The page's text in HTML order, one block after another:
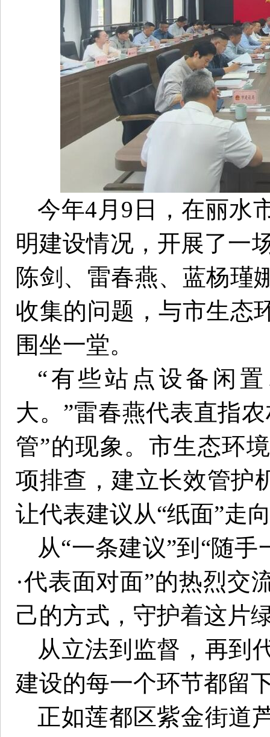
今年4月9日，在丽水
明建设情况，开展了一
陈剑、雷春燕、蓝杨瑾
收集的问题，与市生态
围坐一堂。
“有些站点设备闲
大。”雷春燕代表直指
管”的现象。市生态环
项排查，建立长效管护
让代表建议从“纸面”走
从“一条建议”到“随
·代表面对面”的热烈交
己的方式，守护着这片
从立法到监督，再到
建设的每一个环节都留
正如莲都区紫金街道